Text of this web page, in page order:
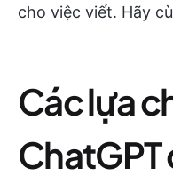
cho việc viết. Hãy
Các lựa